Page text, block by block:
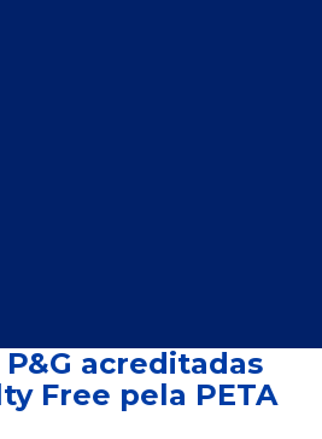
acreditadas
Free pela PETA